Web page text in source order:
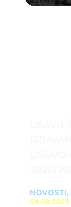
NOVOSTI,
04.08.2026